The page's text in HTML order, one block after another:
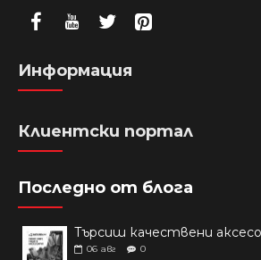
Информация
Клиентски портал
Последно от блога
06 авг 0